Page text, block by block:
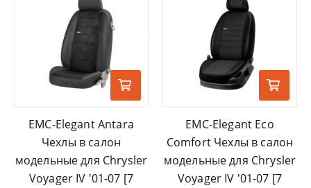
EMC-Elegant Antara
Чехлы в салон
модельные для Chrysler
Voyager IV '01-07 [7
EMC-Elegant Eco
Comfort Чехлы в салон
модельные для Chrysler
Voyager IV '01-07 [7